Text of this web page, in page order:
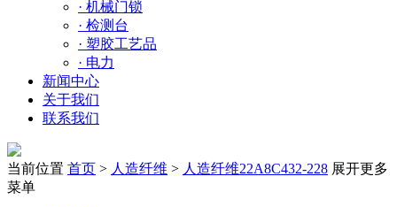
· 机械门锁
· 检测台
· 塑胶工艺品
· 电力
新闻中心
关于我们
联系我们
当前位置 首页 > 人造纤维 > 人造纤维22A8C432-228 展开更多
菜单